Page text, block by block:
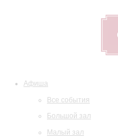
Афиша
Все события
Большой зал
Малый зал